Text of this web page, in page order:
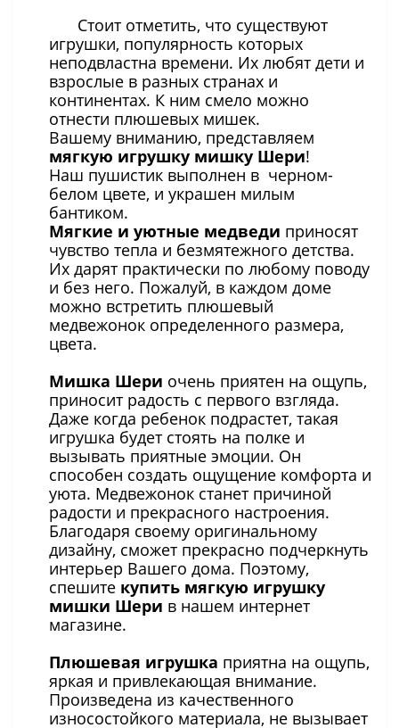
Стоит отметить, что существуют
игрушки, популярность которых
неподвластна времени. Их любят дети и
взрослые в разных странах и
континентах. К ним смело можно
отнести плюшевых мишек.
Вашему вниманию, представляем
мягкую игрушку мишку Шери!
Наш пушистик выполнен в черном-
белом цвете, и украшен милым
бантиком.
Мягкие и уютные медведи приносят
чувство тепла и безмятежного детства.
Их дарят практически по любому поводу
и без него. Пожалуй, в каждом доме
можно встретить плюшевый
медвежонок определенного размера,
цвета.
Мишка Шери очень приятен на ощупь,
приносит радость с первого взгляда.
Даже когда ребенок подрастет, такая
игрушка будет стоять на полке и
вызывать приятные эмоции. Он
способен создать ощущение комфорта и
уюта. Медвежонок станет причиной
радости и прекрасного настроения.
Благодаря своему оригинальному
дизайну, сможет прекрасно подчеркнуть
интерьер Вашего дома. Поэтому,
спешите купить мягкую игрушку
мишки Шери в нашем интернет
магазине.
Плюшевая игрушка приятна на ощупь,
яркая и привлекающая внимание.
Произведена из качественного
износостойкого материала, не вызывает